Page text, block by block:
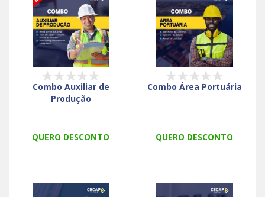
Combo Auxiliar de
Produção
QUERO DESCONTO
Combo Área Portuária
QUERO DESCONTO